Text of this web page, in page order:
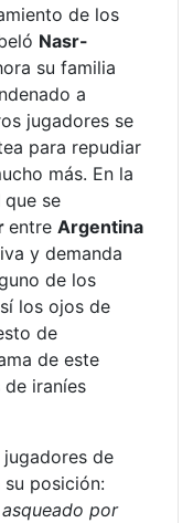
de los
Nasr-
su familia
a
jugadores se
para repudiar
más. En la
que se
entreArgentina
y demanda
de los
los ojos de
de
de este
iraníes
de
posición:
por